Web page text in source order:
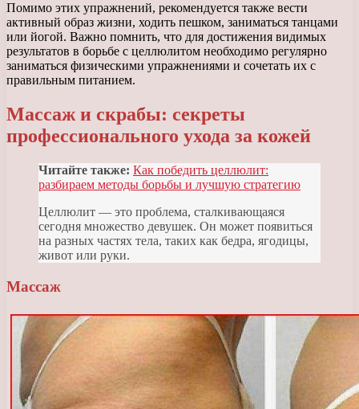
Помимо этих упражнений, рекомендуется также вести
активный образ жизни, ходить пешком, заниматься танцами
или йогой. Важно помнить, что для достижения видимых
результатов в борьбе с целлюлитом необходимо регулярно
заниматься физическими упражнениями и сочетать их с
правильным питанием.
Массаж и скрабы: секреты
профессионального ухода за кожей
Читайте также: Как победить целлюлит:
разбираем методы борьбы и лучшую стратегию
Целлюлит — это проблема, сталкивающаяся
сегодня множество девушек. Он может появиться
на разных частях тела, таких как бедра, ягодицы,
живот или руки.
Массаж